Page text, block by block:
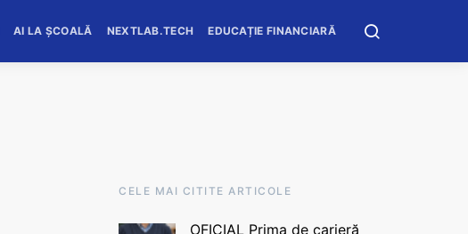
AI LA ȘCOALĂ NEXTLAB.TECH EDUCAȚIE FINANCIARĂ
CELE MAI CITITE ARTICOLE
OFICIAL Prima de carieră